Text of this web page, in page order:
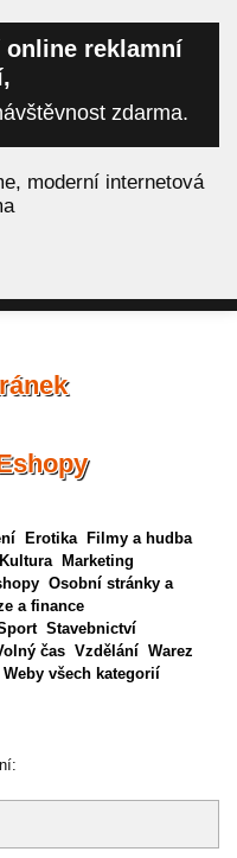
reklamní
zdarma.
moderní internetová
Erotika
Filmy a hudba
Kultura
Marketing
Osobní stránky a
a finance
Stavebnictví
čas Vzdělání Warez
Weby všech kategorií